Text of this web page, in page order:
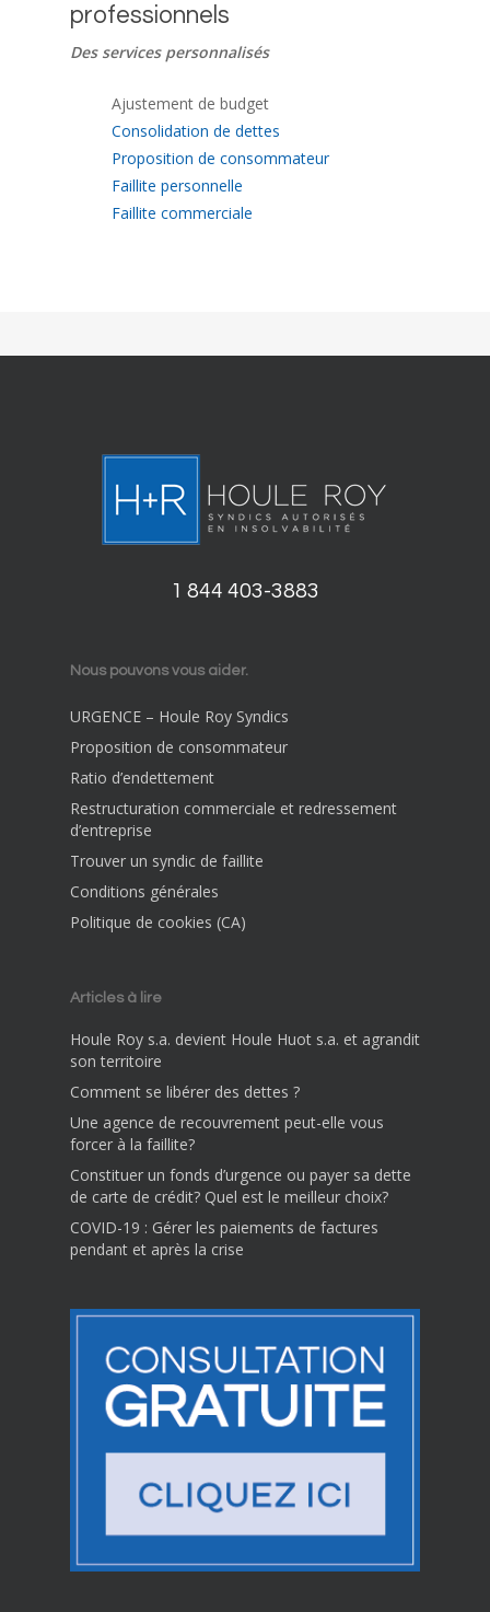
professionnels
Des services personnalisés
Ajustement de budget
Consolidation de dettes
Proposition de consommateur
Faillite personnelle
Faillite commerciale
1 844 403-3883
Nous pouvons vous aider.
URGENCE – Houle Roy Syndics
Proposition de consommateur
Ratio d’endettement
Restructuration commerciale et redressement
d’entreprise
Trouver un syndic de faillite
Conditions générales
Politique de cookies (CA)
Articles à lire
Houle Roy s.a. devient Houle Huot s.a. et agrandit
son territoire
Comment se libérer des dettes ?
Une agence de recouvrement peut-elle vous
forcer à la faillite?
Constituer un fonds d’urgence ou payer sa dette
de carte de crédit? Quel est le meilleur choix?
COVID-19 : Gérer les paiements de factures
pendant et après la crise